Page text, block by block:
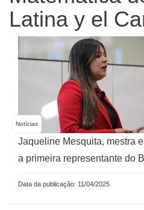
Latina y el
Notícias
Jaqueline Mesquita, mestra
a primeira representante do
Data da publicação: 11/04/2025